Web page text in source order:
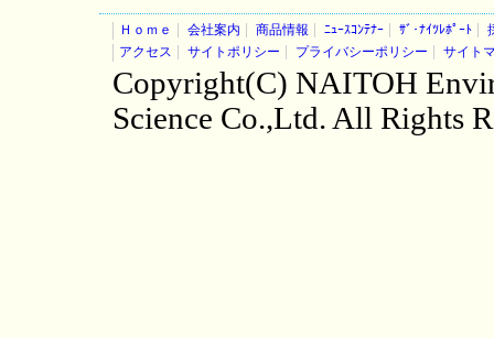
Ｈｏｍｅ 会社案内 商品情報 ﾆｭｰｽｺﾝﾃﾅｰ ｻﾞ･ﾅｲﾂﾚﾎﾟｰﾄ
アクセス
サイトポリシー プライバシーポリシー サイト
Copyright(C) NAITOH
Science Co.,Ltd. All Rights